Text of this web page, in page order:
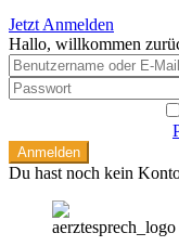
Jetzt Anmelden
Hallo, willkommen
Anmelden
Du hast noch kein